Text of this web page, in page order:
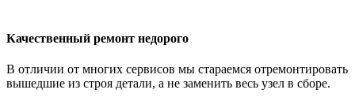
Качественный ремонт недорого
В отличии от многих сервисов мы стараемся отремонтировать
вышедшие из строя детали, а не заменить весь узел в сборе.